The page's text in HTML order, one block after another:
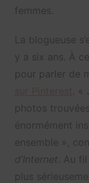
femmes.
La blogueuse
y a six ans. À
pour parler de
.
photos
énormément
ensemble »,
d’Internet . Au
plus